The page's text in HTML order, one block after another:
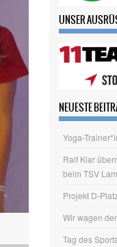
UNSER
NEUESTE
Yoga-
Ralf Klar
beim TSV
Projekt D-
Wir wagen
Tag des